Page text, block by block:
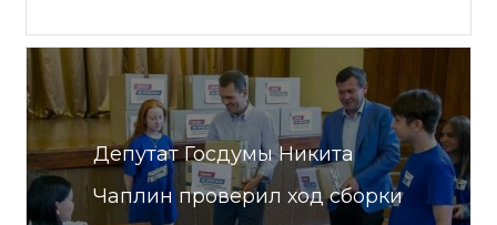
Депутат Госдумы Никита
Чаплин проверил ход сборки